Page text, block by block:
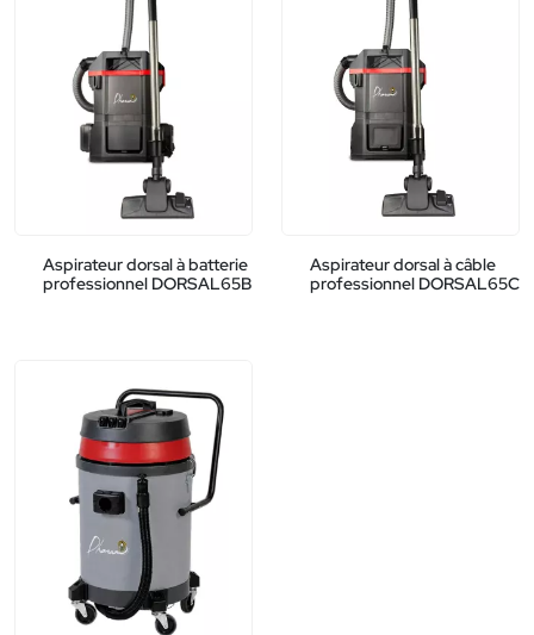
Aspirateur dorsal à batterie
professionnel DORSAL65B
Aspirateur dorsal à câble
professionnel DORSAL65C